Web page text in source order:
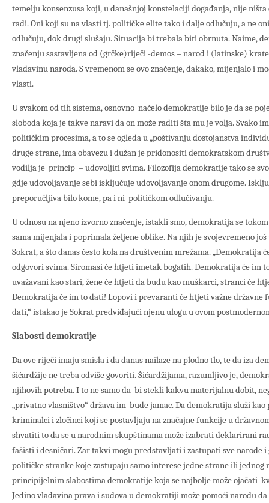
temelju konsenzusa koji, u današnjoj konstelaciji događanja, nije
radi. Oni koji su na vlasti tj. političke elite tako i dalje odlučuju, a ne
odlučuju, dok drugi slušaju. Situacija bi trebala biti obrnuta. Naime,
značenju sastavljena od (grčke)riječi -demos – narod i (latinske)
vladavinu naroda. S vremenom se ovo značenje, dakako, mijenjalo i
vlasti.
U svakom od tih sistema, osnovno načelo demokratije bilo je da se
sloboda koja je takve naravi da on može raditi šta mu je volja. Svako
političkim procesima, a to se ogleda u „poštivanju dostojanstva
druge strane, ima obavezu i dužan je pridonositi demokratskom
vodilja je princip – udovoljiti svima. Filozofija demokratije tako se
gdje udovoljavanje sebi isključuje udovoljavanje onom drugome.
preporučljiva bilo kome, pa i ni političkom odlučivanju.
U odnosu na njeno izvorno značenje, istakli smo, demokratija se
sama mijenjala i poprimala željene oblike. Na njih je svojevremeno
Sokrat, a što danas često kola na društvenim mrežama. „Demokratija
odgovori svima. Siromasi će htjeti imetak bogatih. Demokratija će im
uvažavani kao stari, žene će htjeti da budu kao muškarci, stranci će
Demokratija će im to dati! Lopovi i prevaranti će htjeti važne državne
dati,“ istakao je Sokrat predviđajući njenu ulogu u ovom
Slabosti demokratije
Da ove riječi imaju smisla i da danas nailaze na plodno tlo, te da iza
šićardžije ne treba odviše govoriti. Šićardžijama, razumljivo je,
njihovih potreba. I to ne samo da bi stekli kakvu materijalnu dobit,
„privatno vlasništvo“ država im bude jamac. Da demokratija služi
kriminalci i zločinci koji se postavljaju na značajne funkcije u
shvatiti to da se u narodnim skupštinama može izabrati deklarirani
fašisti i desničari. Zar takvi mogu predstavljati i zastupati sve narode
političke stranke koje zastupaju samo interese jedne strane ili jednog
principijelnim slabostima demokratije koja se najbolje može ojačati
Jedino vladavina prava i sudova u demokratiji može pomoći narodu